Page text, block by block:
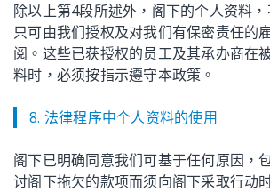
除以上第4段所述外，阁下的个人资料，
只可由我们授权及对我们有保密责任的
阅。这些已获授权的员工及其承办商在
料时，必须按指示遵守本政策。
8. 法律程序中个人资料的使用
阁下已明确同意我们可基于任何原因，
讨阁下拖欠的款项而须向阁下采取行动